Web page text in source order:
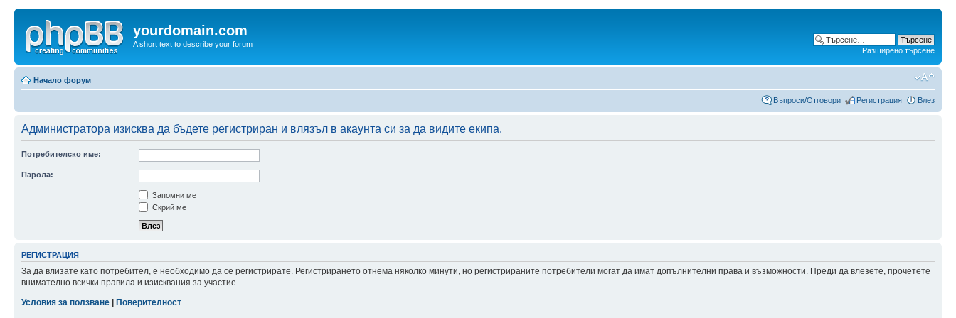
yourdomain.com
A short text to describe your forum
Разширено търсене
Начало форум
Въпроси/Отговори Регистрация Влез
Администратора изисква да бъдете регистриран и влязъл в акаунта си за да видите екипа.
Потребителско име:
Парола:
Запомни ме
Скрий ме
РЕГИСТРАЦИЯ
За да влизате като потребител, е необходимо да се регистрирате. Регистрирането отнема няколко минути, но регистрираните потребители могат да имат допълнителни права и възможности. Преди да влезете, прочетете
внимателно всички правила и изисквания за участие.
Условия за ползване
Поверителност